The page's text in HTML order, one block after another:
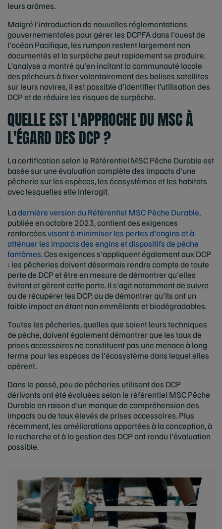
leurs arômes.
Malgré l'introduction de nouvelles réglementations
gouvernementales pour gérer les DCPFA dans l'ouest de
l'océan Pacifique, les rumpon restent largement non
documentés et la surpêche peut rapidement se produire.
L'analyse a montré qu'en incitant la communauté locale
des pêcheurs à fixer volontairement des balises satellites
sur leurs navires, il est possible d'identifier l’utilisation des
DCP et de réduire les risques de surpêche.
QUELLE EST L'APPROCHE DU MSC À
L'ÉGARD DES DCP ?
La certification selon le Référentiel MSC Pêche Durable est
basée sur une évaluation complète des impacts d'une
pêcherie sur les espèces, les écosystèmes et les habitats
avec lesquelles elle interagit.
Ladernière version du Référentiel MSC Pêche Durable,
publiée en octobre 2023, contient des exigences
renforcéesvisant à minimiser les pertes d'engins et à
atténuer les impacts des engins et dispositifs de pêche
fantômes. Ces exigences s'appliquent également aux DCP
: les pêcheries doivent désormais rendre compte de toute
perte de DCP et être en mesure de démontrer qu'elles
évitent et gèrent cette perte. Il s'agit notamment de suivre
ou de récupérer les DCP, ou de démontrer qu'ils ont un
faible impact en étant non emmêlants et biodégradables.
Toutes les pêcheries, quelles que soient leurs techniques
de pêche, doivent également démontrer que les taux de
prises accessoires ne constituent pas une menace à long
terme pour les espèces de l'écosystème dans lequel elles
opèrent.
Dans le passé, peu de pêcheries utilisant des DCP
dérivants ont été évaluées selon le référentiel MSC Pêche
Durable en raison d'un manque de compréhension des
impacts ou de taux élevés de prises accessoires. Plus
récemment, les améliorations apportées à la conception, à
la recherche et à la gestion des DCP ont rendu l'évaluation
possible.